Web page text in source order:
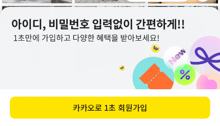
031-242-7127
평일 09:30-17:30
카카오로 1초 회원가입